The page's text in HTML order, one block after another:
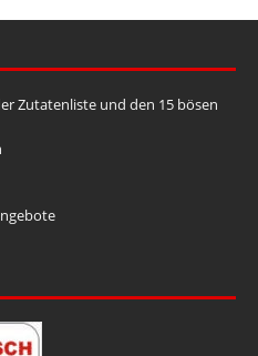
Zutatenliste und den 15 bösen